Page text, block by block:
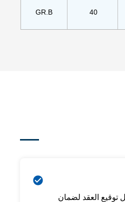
40
GR.B
توقيع العقد لضمان